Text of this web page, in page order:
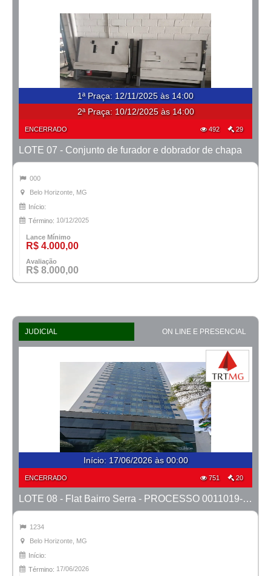
1ª Praça: 12/11/2025 às 14:00
2ª Praça: 10/12/2025 às 14:00
ENCERRADO 492 29
LOTE 07 - Conjunto de furador e dobrador de chapa
000
Belo Horizonte, MG
Início:
Término: 10/12/2025
Lance Mínimo
R$ 4.000,00
Avaliação
R$ 8.000,00
JUDICIAL ON LINE E PRESENCIAL
Início: 17/06/2026 às 00:00
ENCERRADO 751 20
LOTE 08 - Flat Bairro Serra - PROCESSO 0011019-93.2025-27ª BH
1234
Belo Horizonte, MG
Início:
Término: 17/06/2026